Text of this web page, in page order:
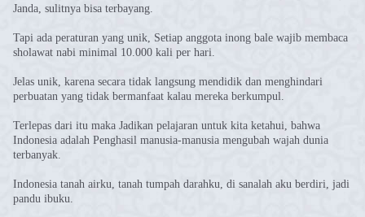
Janda, sulitnya bisa terbayang.
Tapi ada peraturan yang unik, Setiap anggota inong bale wajib membaca
sholawat nabi minimal 10.000 kali per hari.
Jelas unik, karena secara tidak langsung mendidik dan menghindari
perbuatan yang tidak bermanfaat kalau mereka berkumpul.
Terlepas dari itu maka Jadikan pelajaran untuk kita ketahui, bahwa
Indonesia adalah Penghasil manusia-manusia mengubah wajah dunia
terbanyak.
Indonesia tanah airku, tanah tumpah darahku, di sanalah aku berdiri, jadi
pandu ibuku.